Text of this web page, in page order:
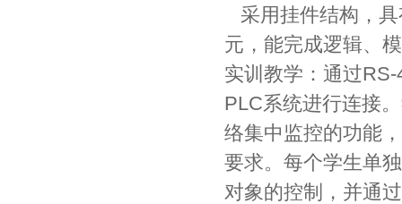
采用挂件结构，
元，能完成逻辑、
实训教学：通过
PLC系统进行连接
络集中监控的功能
要求。每个学生单
对象的控制，并通